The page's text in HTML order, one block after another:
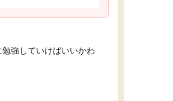
強していけばいいかわ